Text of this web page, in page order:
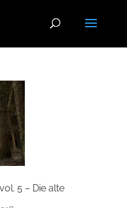
5 – Die alte